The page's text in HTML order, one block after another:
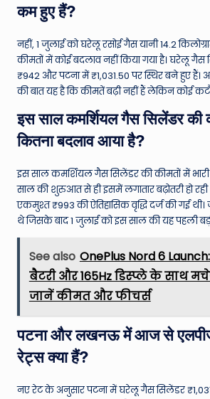
कम हुए हैं?
नहीं, 1 जुलाई को घरेलू रसोई गैस यानी 14.2
कीमतों में कोई बदलाव नहीं किया गया है। घरेलू
₹942 और पटना में ₹1,031.50 पर स्थिर बने हुए
की बात यह है कि कीमतें बढ़ी नहीं हैं लेकिन कोई
इस साल कमर्शियल गैस सिलेंडर की
कितना बदलाव आया है?
इस साल कमर्शियल गैस सिलेंडर की कीमतों में भारी
साल की शुरुआत से ही इसमें लगातार बढ़ोतरी हो
एकमुश्त ₹993 की ऐतिहासिक वृद्धि दर्ज की गई
थे जिसके बाद 1 जुलाई को इस साल की यह पहली
See also OnePlus Nord 6
बैटरी और 165Hz डिस्प्ले के साथ
जानें कीमत और फीचर्स
पटना और लखनऊ में आज से
रेट्स क्या हैं?
नए रेट के अनुसार पटना में घरेलू गैस सिलेंडर